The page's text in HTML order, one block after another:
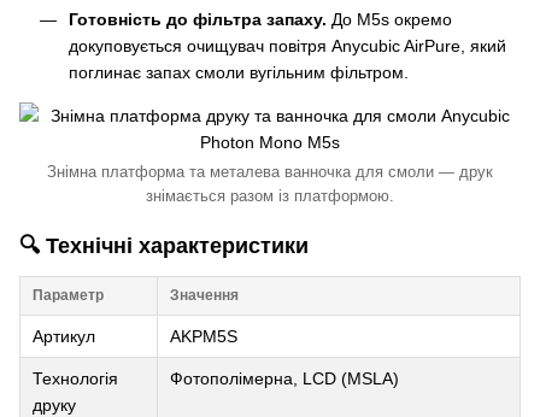
Готовність до фільтра запаху. До M5s окремо
докуповується очищувач повітря Anycubic AirPure, який
поглинає запах смоли вугільним фільтром.
Знімна платформа та металева ванночка для смоли — друк
знімається разом із платформою.
🔍 Технічні характеристики
Параметр Значення
Артикул AKPM5S
Технологія
друку
Фотополімерна, LCD (MSLA)